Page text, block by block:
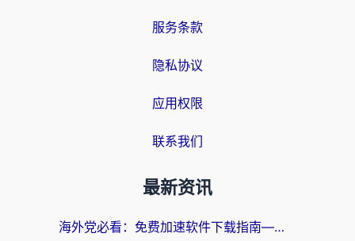
服务条款
隐私协议
应用权限
联系我们
最新资讯
海外党必看：免费加速软件下载指南——无缝访问国内资源的正确打开方式